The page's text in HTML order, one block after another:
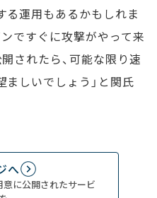
る運用もあるかもしれま
ですぐに攻撃がやって来
されたら、可能な限り速
しいでしょう」と関氏
へ
意に公開されたサービ